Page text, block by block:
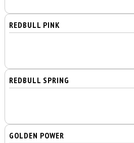
REDBULL PINK
REDBULL SPRING
GOLDEN POWER